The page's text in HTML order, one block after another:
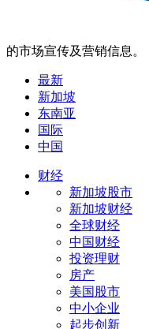
的市场宣传及营销信息。
最新
新加坡
东南亚
国际
中国
财经
新加坡股市
新加坡财经
全球财经
中国财经
投资理财
房产
美国股市
中小企业
起步创新